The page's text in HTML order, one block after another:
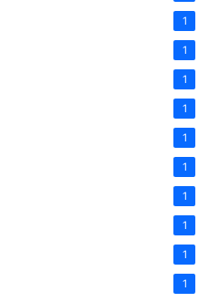
1
1
1
1
1
1
1
1
1
1